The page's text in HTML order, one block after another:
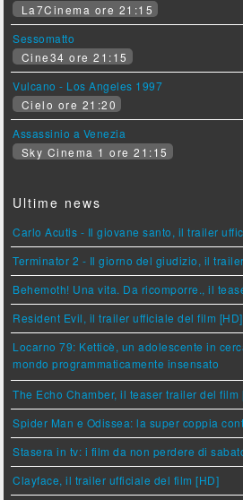
La7Cinema ore 21:15
Sessomatto
Cine34 ore 21:15
Vulcano - Los Angeles 1997
Cielo ore 21:20
Assassinio a Venezia
Sky Cinema 1 ore 21:15
Ultime news
Carlo Acutis - Il giovane santo, il trailer
Terminator 2 - Il giorno del giudizio, il
Behemoth! Una vita. Da ricomporre., il
Resident Evil, il trailer ufficiale del film [HD]
Locarno 79: Ketticè, un adolescente in
mondo programmaticamente insensato
The Echo Chamber, il teaser trailer del film
Spider Man e Odissea: la super coppia
Stasera in tv: i film da non perdere di
Clayface, il trailer ufficiale del film [HD]